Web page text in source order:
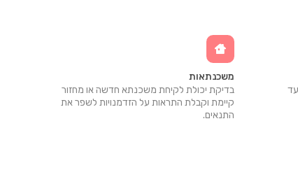
משכנתאות
בדיקת יכולת לקיחת משכנתא חדשה או מחזור
קיימת וקבלת התראות על הזדמנויות לשפר את
התנאים.